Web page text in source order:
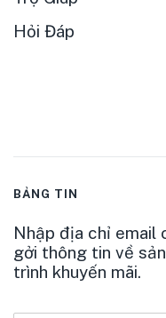
Hỏi Đáp
BẢNG TIN
Nhập địa chỉ email
gởi thông tin về
trình khuyến mãi.